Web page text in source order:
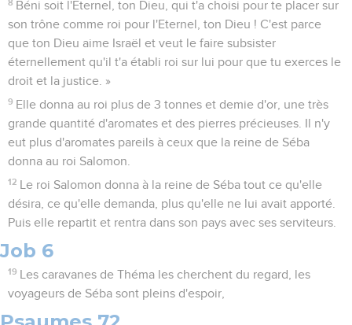
8 Béni soit l'Eternel, ton Dieu, qui t'a choisi pour te placer sur
son trône comme roi pour l'Eternel, ton Dieu ! C'est parce
que ton Dieu aime Israël et veut le faire subsister
éternellement qu'il t'a établi roi sur lui pour que tu exerces le
droit et la justice. »
9 Elle donna au roi plus de 3 tonnes et demie d'or, une très
grande quantité d'aromates et des pierres précieuses. Il n'y
eut plus d'aromates pareils à ceux que la reine de Séba
donna au roi Salomon.
12
Le roi Salomon donna à la reine de Séba tout ce qu'elle
désira, ce qu'elle demanda, plus qu'elle ne lui avait apporté.
Puis elle repartit et rentra dans son pays avec ses serviteurs.
Job 6
19
Les caravanes de Théma les cherchent du regard, les
voyageurs de Séba sont pleins d'espoir,